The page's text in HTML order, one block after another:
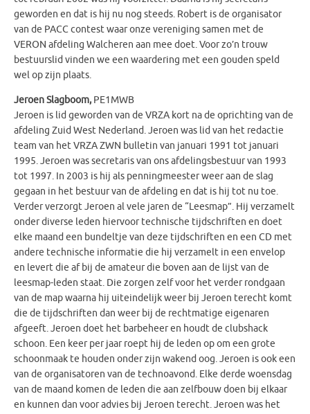
geworden en dat is hij nu nog steeds. Robert is de organisator
van de PACC contest waar onze vereniging samen met de
VERON afdeling Walcheren aan mee doet. Voor zo’n trouw
bestuurslid vinden we een waardering met een gouden speld
wel op zijn plaats.
Jeroen Slagboom, PE1MWB
Jeroen is lid geworden van de VRZA kort na de oprichting van de
afdeling Zuid West Nederland. Jeroen was lid van het redactie
team van het VRZA ZWN bulletin van januari 1991 tot januari
1995. Jeroen was secretaris van ons afdelingsbestuur van 1993
tot 1997. In 2003 is hij als penningmeester weer aan de slag
gegaan in het bestuur van de afdeling en dat is hij tot nu toe.
Verder verzorgt Jeroen al vele jaren de “Leesmap”. Hij verzamelt
onder diverse leden hiervoor technische tijdschriften en doet
elke maand een bundeltje van deze tijdschriften en een CD met
andere technische informatie die hij verzamelt in een envelop
en levert die af bij de amateur die boven aan de lijst van de
leesmap-leden staat. Die zorgen zelf voor het verder rondgaan
van de map waarna hij uiteindelijk weer bij Jeroen terecht komt
die de tijdschriften dan weer bij de rechtmatige eigenaren
afgeeft. Jeroen doet het barbeheer en houdt de clubshack
schoon. Een keer per jaar roept hij de leden op om een grote
schoonmaak te houden onder zijn wakend oog. Jeroen is ook een
van de organisatoren van de technoavond. Elke derde woensdag
van de maand komen de leden die aan zelfbouw doen bij elkaar
en kunnen dan voor advies bij Jeroen terecht. Jeroen was het